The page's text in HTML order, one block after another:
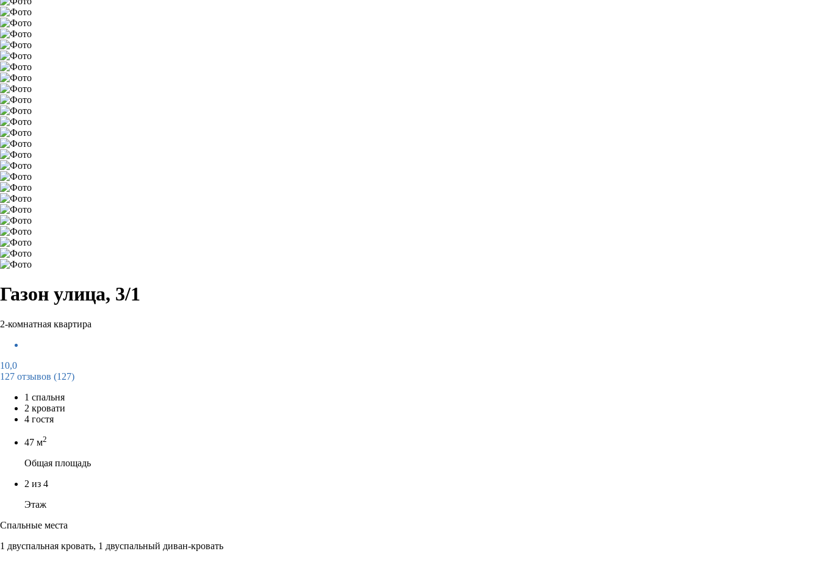
Газон улица, 3/1
2-комнатная квартира
10,0
127 отзывов (127)
1 спальня
2 кровати
4 гостя
47 м2
Общая площадь
2 из 4
Этаж
Спальные места
1 двуспальная кровать, 1 двуспальный диван-кровать